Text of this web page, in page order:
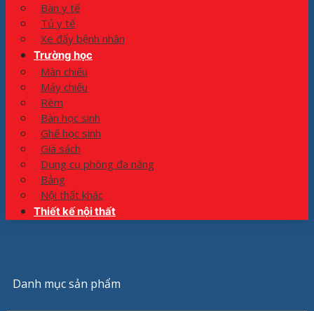
Bàn y tế
Tủ y tế
Xe đẩy bệnh nhân
Trường học
Màn chiếu
Máy chiếu
Rèm
Bàn học sinh
Ghế học sinh
Giá sách
Dụng cụ phòng đa năng
Bảng
Nội thất khác
Thiết kế nội thất
Danh mục sản phẩm